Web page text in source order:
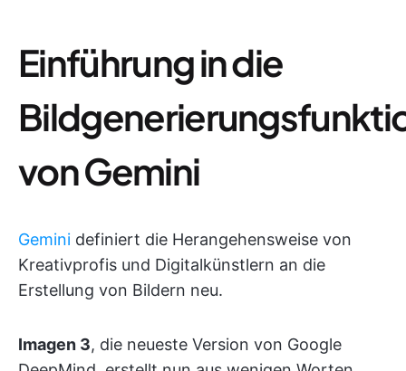
Einführung in die
von Gemini
Gemini definiert die Herangehensweise von
Kreativprofis und Digitalkünstlern an die
Erstellung von Bildern neu.
Imagen 3, die neueste Version von Google